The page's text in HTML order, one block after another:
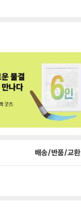
배송/반품/교환